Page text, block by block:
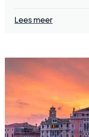
Lees meer